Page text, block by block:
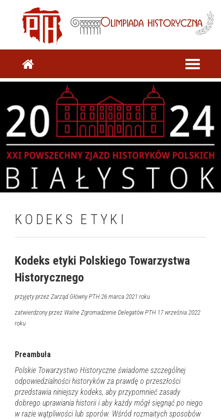
KODEKS ETYKI
Kodeks etyki Polskiego Towarzystwa
Historycznego
przyjęty przez Zarząd Główny PTH 26 marca 2021 roku
zatwierdzony przez Walne Zgromadzenie Delegatów PTH 17 września 2022
roku
Preambuła
Polskie Towarzystwo Historyczne świadome szczególnej
odpowiedzialności historyków za prawdę o przeszłości
przedstawia niniejszy kodeks, aby przypomnieć zasady
dobrego uprawiania historii i aby każdy mógł sięgnąć po niego
w razie wątpliwości lub sporów. Wśród rozmaitych sposobów